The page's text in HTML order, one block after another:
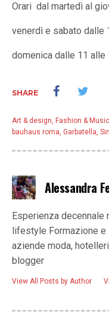
Orari dal martedì al
venerdì e sabato dalle
domenica dalle 11 alle
SHARE
Art & design, Fashion & Music
bauhaus roma, Garbatella,
Alessandra
Esperienza
lifestyle Formazione
aziende moda,
blogger
View All Posts by Author